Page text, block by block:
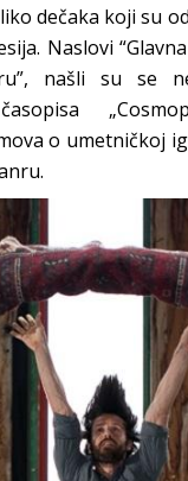
dečaka koji su
Naslovi
našli su se
o umetničkoj